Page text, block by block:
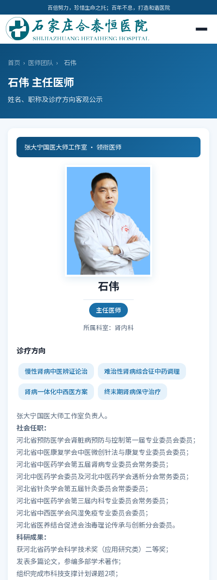
百倍努力，珍惜生命之托；百年不息，打造和谐医院
首页 › 医师团队 › 石伟
石伟 主任医师
姓名、职称及诊疗方向客观公示
张大宁国医大师工作室 · 领衔医师
石伟
主任医师
所属科室：肾内科
诊疗方向
慢性肾病中医辨证论治 难治性肾病综合征中药调理
肾病一体化中西医方案 终末期肾病保守治疗
张大宁国医大师工作室负责人。
社会任职：
河北省预防医学会肾脏病预防与控制第一届专业委员会委员；
河北省中医康复学会中医微创针法与康复专业委员会委员；
河北省中医药学会第五届肾病专业委员会常务委员；
河北中医药学会委员及河北中医药学会透析分会常务委员；
河北省针灸学会第五届针灸委员会常委委员；
河北省中医药学会第三届内科专业委员会常务委员；
河北省中西医学会风湿免疫专业委员会委员；
河北省医养结合促进会浊毒理论传承与创新分会委员。
科研成果：
获河北省药学会科学技术奖（应用研究类）二等奖；
发表多篇论文，参编多部学术著作；
组织完成市科技支撑计划课题2项；